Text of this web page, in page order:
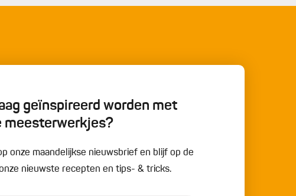
geïnspireerd worden met
meesterwerkjes?
onze maandelijkse nieuwsbrief en blijf op de
nieuwste recepten en tips- & tricks.